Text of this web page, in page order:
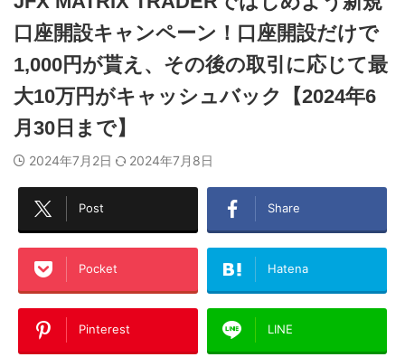
口座開設キャンペーン！口座開設だけで
1,000円が貰え、その後の取引に応じて最
大10万円がキャッシュバック【2024年6
月30日まで】
2024年7月2日 2024年7月8日
Post Share
Pocket Hatena
Pinterest LINE